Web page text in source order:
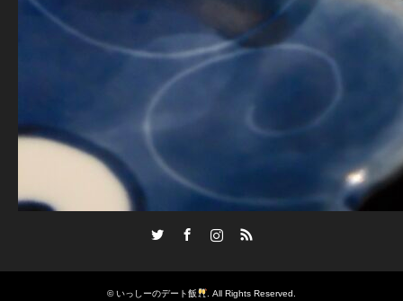
RSS
©いっしーのデート飯 . All Rights Reserved.